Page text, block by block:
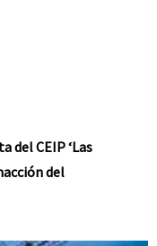
del CEIP ‘Las
del